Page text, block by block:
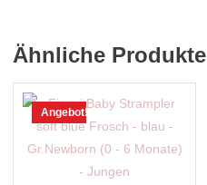
Ähnliche Produkte
Angebot!